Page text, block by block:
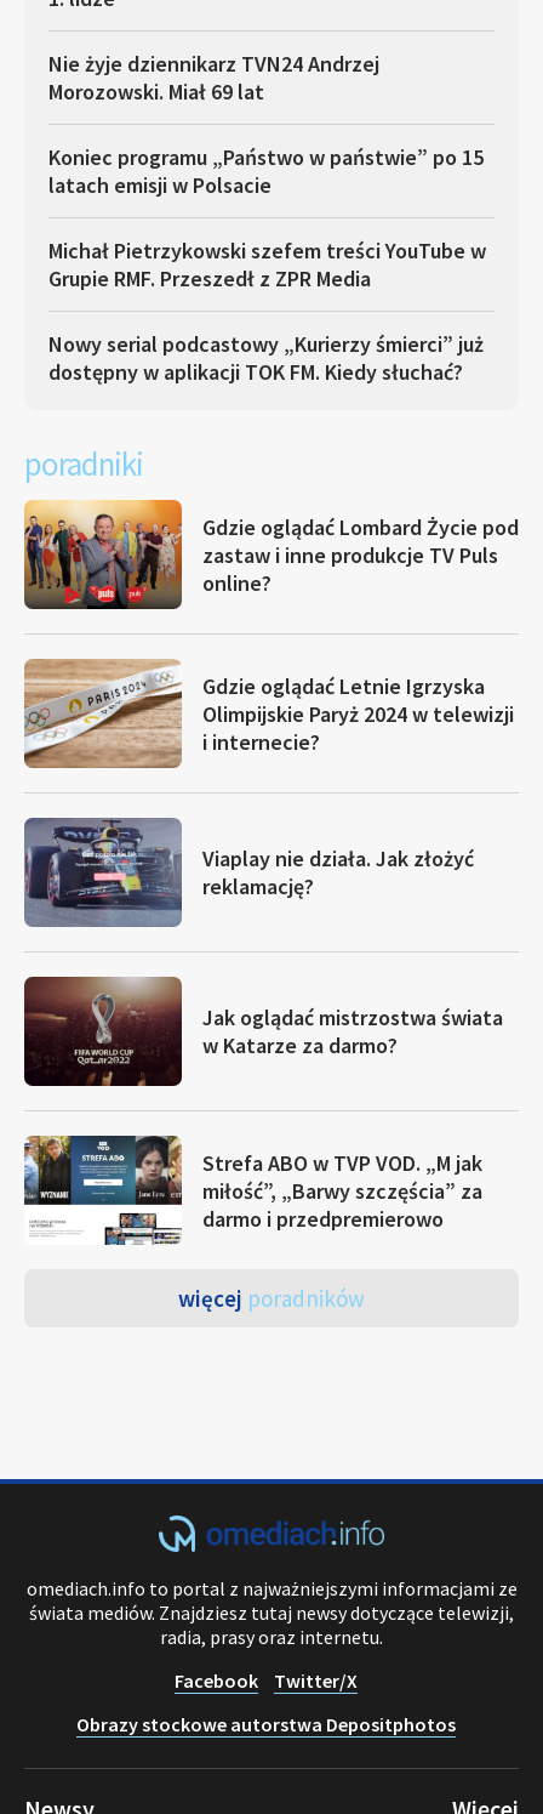
Nie żyje dziennikarz TVN24 Andrzej
Morozowski. Miał 69 lat
Koniec programu „Państwo w państwie” po 15
latach emisji w Polsacie
Michał Pietrzykowski szefem treści YouTube w
Grupie RMF. Przeszedł z ZPR Media
Nowy serial podcastowy „Kurierzy śmierci” już
dostępny w aplikacji TOK FM. Kiedy słuchać?
poradniki
Gdzie oglądać Lombard Życie pod
zastaw i inne produkcje TV Puls
online?
Gdzie oglądać Letnie Igrzyska
Olimpijskie Paryż 2024 w telewizji
i internecie?
Viaplay nie działa. Jak złożyć
reklamację?
Jak oglądać mistrzostwa świata
w Katarze za darmo?
Strefa ABO w TVP VOD. „M jak
miłość”, „Barwy szczęścia” za
darmo i przedpremierowo
więcej poradników
omediach.info to portal z najważniejszymi informacjami ze
świata mediów. Znajdziesz tutaj newsy dotyczące telewizji,
radia, prasy oraz internetu.
Facebook
Twitter/X
Obrazy stockowe autorstwa Depositphotos